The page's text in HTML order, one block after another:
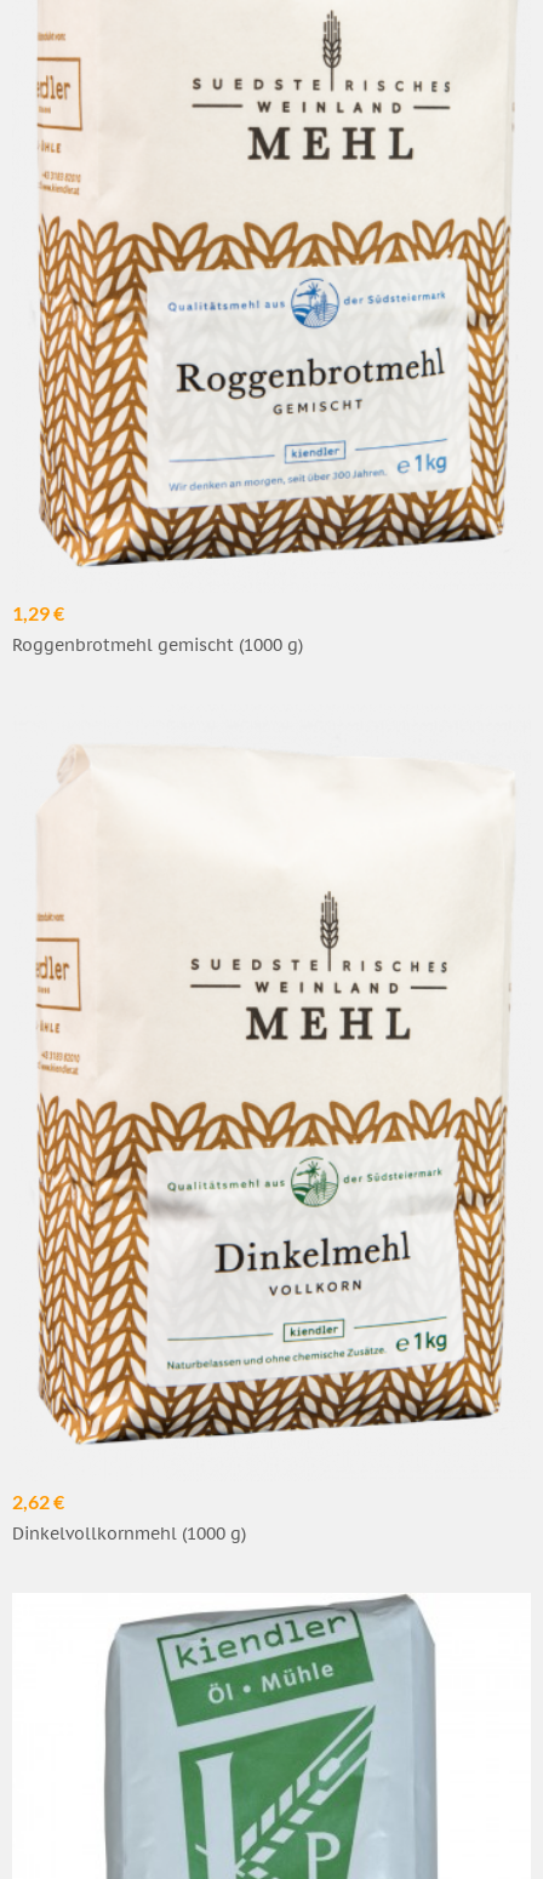
1,29 €
Roggenbrotmehl gemischt (1000 g)
2,62 €
Dinkelvollkornmehl (1000 g)